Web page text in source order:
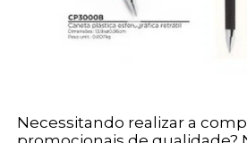
Necessitando realizar a